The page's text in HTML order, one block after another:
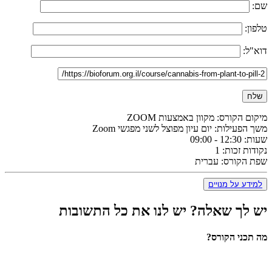
שם:
טלפון:
דוא"ל:
מיקום הקורס: מקוון באמצעות ZOOM
משך הפעילות: יום עיון מפוצל לשני מפגשי Zoom
שעות: 12:30 - 09:00
נקודות זכות: 1
שפת הקורס: עברית
למידע על מנויים
יש לך שאלה? יש לנו את כל התשובות
מה תכני הקורס?